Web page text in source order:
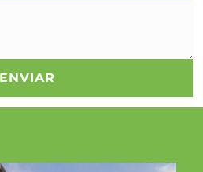
ENVIAR